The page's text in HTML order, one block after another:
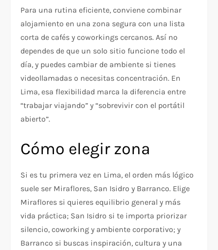
Para una rutina eficiente, conviene combinar
alojamiento en una zona segura con una lista
corta de cafés y coworkings cercanos. Así no
dependes de que un solo sitio funcione todo el
día, y puedes cambiar de ambiente si tienes
videollamadas o necesitas concentración. En
Lima, esa flexibilidad marca la diferencia entre
“trabajar viajando” y “sobrevivir con el portátil
abierto”.
Cómo elegir zona
Si es tu primera vez en Lima, el orden más lógico
suele ser Miraflores, San Isidro y Barranco. Elige
Miraflores si quieres equilibrio general y más
vida práctica; San Isidro si te importa priorizar
silencio, coworking y ambiente corporativo; y
Barranco si buscas inspiración, cultura y una